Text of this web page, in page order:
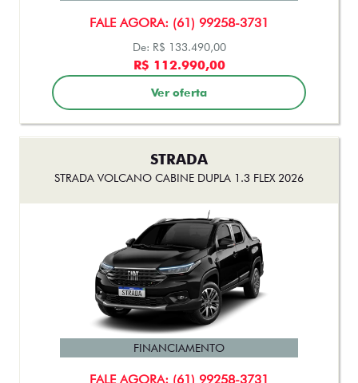
Ver oferta
STRADA
STRADA VOLCANO CABINE DUPLA 1.3 FLEX 2026
FALE AGORA: (61) 99258-3731
FINANCIAMENTO
De: R$ 136.490,00
R$ 129.990,00
Ver oferta